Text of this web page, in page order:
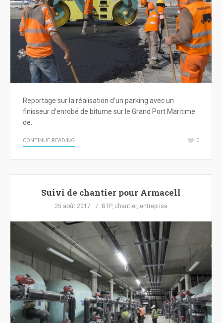
Reportage sur la réalisation d’un parking avec un
finisseur d’enrobé de bitume sur le Grand Port Maritime
de.
CONTINUE READING 0
Suivi de chantier pour Armacell
25 août 2017 BTP, chantier, entreprise